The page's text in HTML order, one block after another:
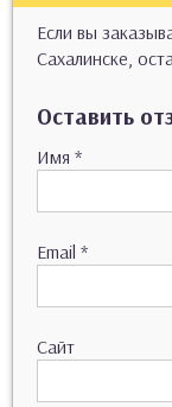
Если вы
Сахалинске,
Оставить
Имя *
Email *
Сайт